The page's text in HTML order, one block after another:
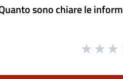
sono chiare le